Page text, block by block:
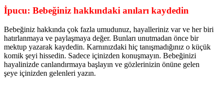
İpucu: Bebeğiniz hakkındaki anıları kaydedin
Bebeğiniz hakkında çok fazla umudunuz, hayalleriniz var ve her biri
hatırlanmaya ve paylaşmaya değer. Bunları unutmadan önce bir
mektup yazarak kaydedin. Karnınızdaki hiç tanışmadığınız o küçük
komik şeyi hissedin. Sadece içinizden konuşmayın. Bebeğinizi
hayalinizde canlandırmaya başlayın ve gözlerinizin önüne gelen
şeye içinizden gelenleri yazın.